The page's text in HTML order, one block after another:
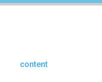
content